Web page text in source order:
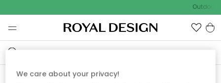
Outdoor
We care about your privacy!